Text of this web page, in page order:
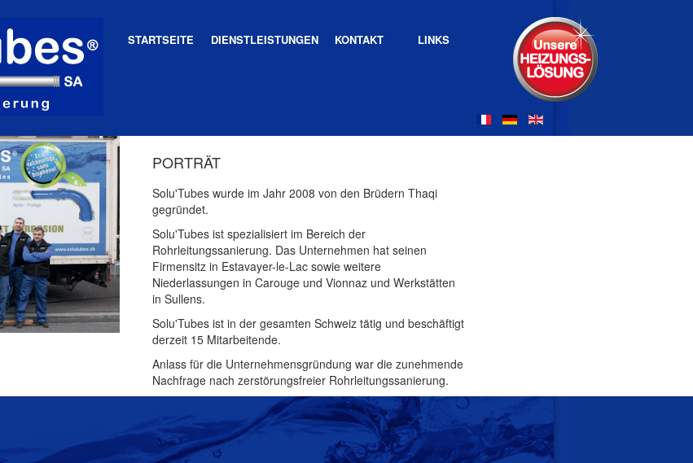
STARTSEITE DIENSTLEISTUNGEN KONTAKT LINKS
PORTRÄT
Solu'Tubes wurde im Jahr 2008 von den Brüdern Thaqi
gegründet.
Solu'Tubes ist spezialisiert im Bereich der
Rohrleitungssanierung. Das Unternehmen hat seinen
Firmensitz in Estavayer-le-Lac sowie weitere
Niederlassungen in Carouge und Vionnaz und Werkstätten
in Sullens.
Solu'Tubes ist in der gesamten Schweiz tätig und beschäftigt
derzeit 15 Mitarbeitende.
Anlass für die Unternehmensgründung war die zunehmende
Nachfrage nach zerstörungsfreier Rohrleitungssanierung.